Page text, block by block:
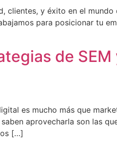
clientes, y éxito en el
para posicionar tu
de SEM
es mucho más que
aprovecharla son las
[…]